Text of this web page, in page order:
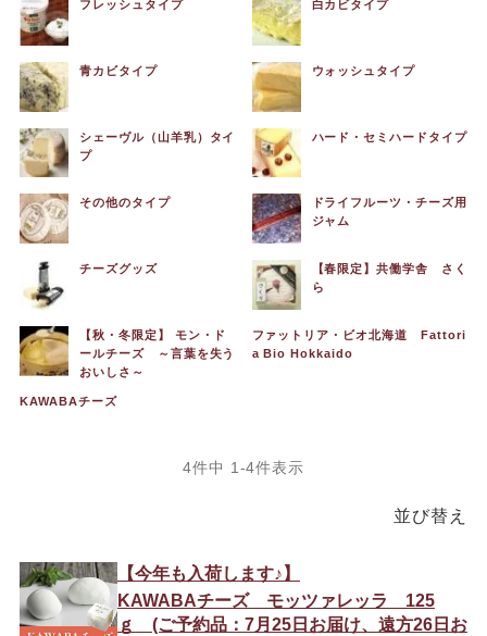
フレッシュタイプ 白カビタイプ
青カビタイプ ウォッシュタイプ
シェーヴル（山羊乳）タイ
プ
ハード・セミハードタイプ
その他のタイプ
ドライフルーツ・チーズ用
ジャム
チーズグッズ
【春限定】共働学舎 さく
ら
【秋・冬限定】 モン・ド
ールチーズ ～言葉を失う
おいしさ～
ファットリア・ビオ北海道 Fattori
a Bio Hokkaido
KAWABAチーズ
並び替え
4件中 1-4件表示
【今年も入荷します♪】
KAWABAチーズ モッツァレッラ 125
ｇ (ご予約品：7月25日お届け、遠方26日お